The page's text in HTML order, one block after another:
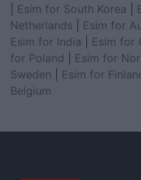
Esim for South Korea
Netherlands
Esim for
Esim for India
Esim for
for Poland
Esim for
Sweden
Esim for
Belgium